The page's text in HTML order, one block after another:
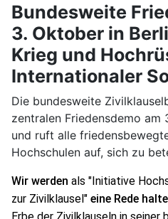
Bundesweite
3. Oktober in
Krieg und
Internationaler
Die bundesweite
zentralen Friedensdemo
und ruft alle
Hochschulen auf, sich zu
Wir werden als "Initiative
zur Zivilklausel" eine Rede